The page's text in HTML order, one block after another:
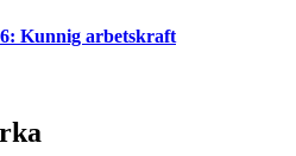
Kunnig arbetskraft